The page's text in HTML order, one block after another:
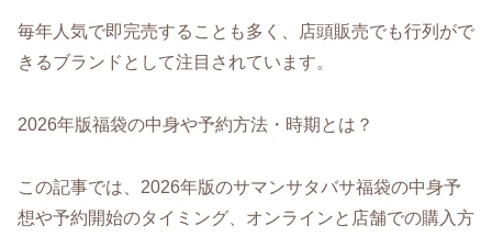
毎年人気で即完売することも多く、店頭販売でも行列がで
きるブランドとして注目されています。
2026年版福袋の中身や予約方法・時期とは？
この記事では、2026年版のサマンサタバサ福袋の中身予
想や予約開始のタイミング、オンラインと店舗での購入方